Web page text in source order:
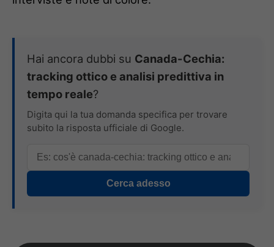
Hai ancora dubbi su Canada-Cechia:
tracking ottico e analisi predittiva in
tempo reale?
Digita qui la tua domanda specifica per trovare
subito la risposta ufficiale di Google.
Cerca adesso